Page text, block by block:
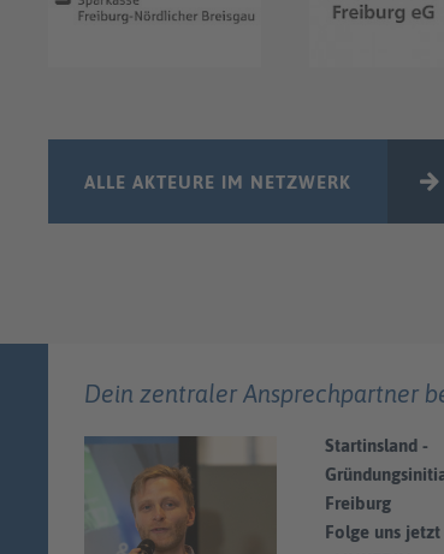
ALLE AKTEURE IM NETZWERK
Dein zentraler Ansprechpartner
Startinsland -
Freiburg
Folge uns